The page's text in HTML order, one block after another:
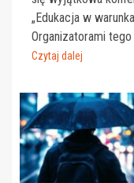
„Edukacja w
Organizatorami
Czytaj dalej